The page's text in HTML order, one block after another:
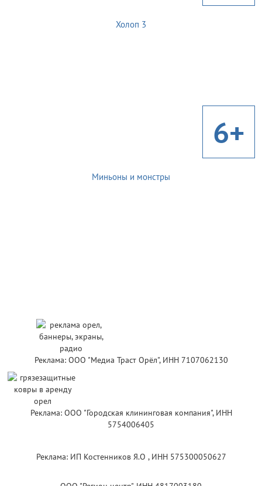
Холоп 3
6+
Миньоны и монстры
Реклама: ООО "Медиа Траст Орёл", ИНН 7107062130
Реклама: ООО "Городская клининговая компания", ИНН
5754006405
Реклама: ИП Костенников Я.О , ИНН 575300050627